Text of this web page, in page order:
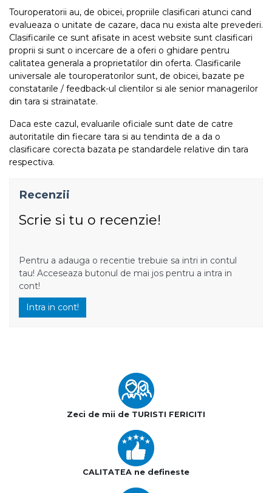
Touroperatorii au, de obicei, propriile clasificari atunci cand
evalueaza o unitate de cazare, daca nu exista alte prevederi.
Clasificarile ce sunt afisate in acest website sunt clasificari
proprii si sunt o incercare de a oferi o ghidare pentru
calitatea generala a proprietatilor din oferta. Clasificarile
universale ale touroperatorilor sunt, de obicei, bazate pe
constatarile / feedback-ul clientilor si ale senior managerilor
din tara si strainatate.
Daca este cazul, evaluarile oficiale sunt date de catre
autoritatile din fiecare tara si au tendinta de a da o
clasificare corecta bazata pe standardele relative din tara
respectiva.
Recenzii
Scrie si tu o recenzie!
Pentru a adauga o recentie trebuie sa intri in contul
tau! Acceseaza butonul de mai jos pentru a intra in
cont!
Intra in cont!
Zeci de mii de TURISTI FERICITI
CALITATEA ne defineste